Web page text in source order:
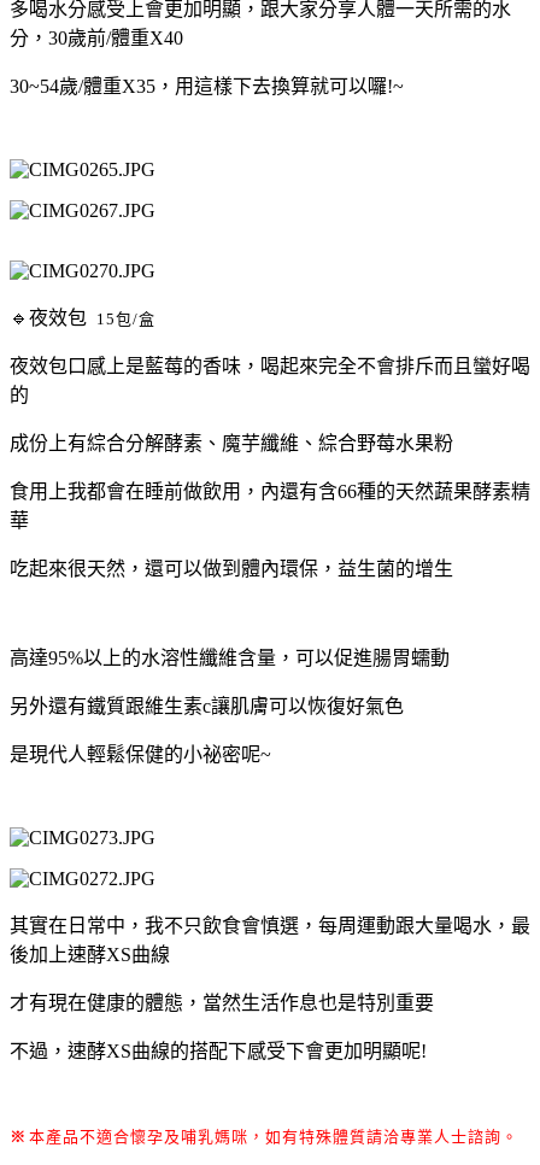
多喝水分感受上會更加明顯，跟大家分享人體一天所需的水
分，30歲前/體重X40
30~54歲/體重X35，用這樣下去換算就可以囉!~
🔹夜效包 15包/盒
夜效包口感上是藍莓的香味，喝起來完全不會排斥而且蠻好喝
的
成份上有綜合分解酵素、魔芋纖維、綜合野莓水果粉
食用上我都會在睡前做飲用，內還有含66種的天然蔬果酵素精
華
吃起來很天然，還可以做到體內環保，益生菌的增生
高達95%以上的水溶性纖維含量，可以促進腸胃蠕動
另外還有鐵質跟維生素c讓肌膚可以恢復好氣色
是現代人輕鬆保健的小祕密呢~
其實在日常中，我不只飲食會慎選，每周運動跟大量喝水，最
後加上速酵XS曲線
才有現在健康的體態，當然生活作息也是特別重要
不過，速酵XS曲線的搭配下感受下會更加明顯呢!
※ 本產品不適合懷孕及哺乳媽咪，如有特殊體質請洽專業人士諮詢。